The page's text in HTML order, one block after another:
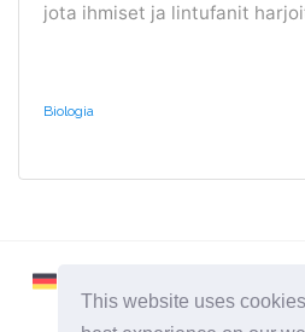
This website uses
jota ihmiset ja lintufanit
Biologia